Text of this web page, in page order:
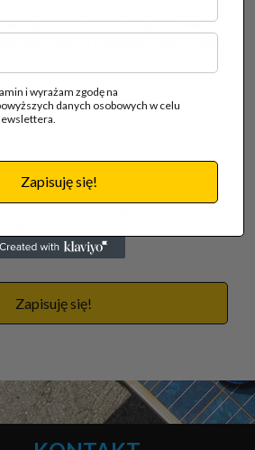
Ciebie! Zyskaj dostęp do wiedzy,
i katalogu firm z rynku
Zapisuję się!
i wyrażam zgodę na
danych osobowych w celu
Zapisuję się!